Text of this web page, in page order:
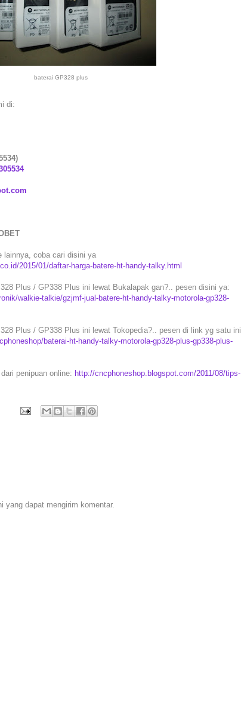
baterai GP328 plus
di:
lainnya, coba cari disini ya
2015/01/daftar-harga-batere-ht-handy-talky.html
Plus / GP338 Plus ini lewat Bukalapak gan?.. pesen disini ya:
walkie-talkie/gzjmf-jual-batere-ht-handy-talky-motorola-gp328-
Plus / GP338 Plus ini lewat Tokopedia?.. pesen di link yg satu ini
baterai-ht-handy-talky-motorola-gp328-plus-gp338-plus-
penipuan online: http://cncphoneshop.blogspot.com/2011/08/tips-
yang dapat mengirim komentar.